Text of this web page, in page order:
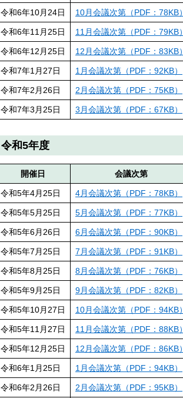
令和6年10月24日 10月会議次第（PDF：78KB）
令和6年11月25日 11月会議次第（PDF：79KB）
令和6年12月25日 12月会議次第（PDF：83KB）
令和7年1月27日 1月会議次第（PDF：92KB）
令和7年2月26日 2月会議次第（PDF：75KB）
令和7年3月25日 3月会議次第（PDF：67KB）
令和5年度
開催日 会議次第
令和5年4月25日 4月会議次第（PDF：78KB）
令和5年5月25日 5月会議次第（PDF：77KB）
令和5年6月26日 6月会議次第（PDF：90KB）
令和5年7月25日 7月会議次第（PDF：91KB）
令和5年8月25日 8月会議次第（PDF：76KB）
令和5年9月25日 9月会議次第（PDF：82KB）
令和5年10月27日 10月会議次第（PDF：94KB）
令和5年11月27日 11月会議次第（PDF：88KB）
令和5年12月25日 12月会議次第（PDF：86KB）
令和6年1月25日 1月会議次第（PDF：94KB）
令和6年2月26日 2月会議次第（PDF：95KB）